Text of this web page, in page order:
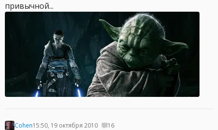
привычной...
Cohen15:50, 19 октября 2010 16